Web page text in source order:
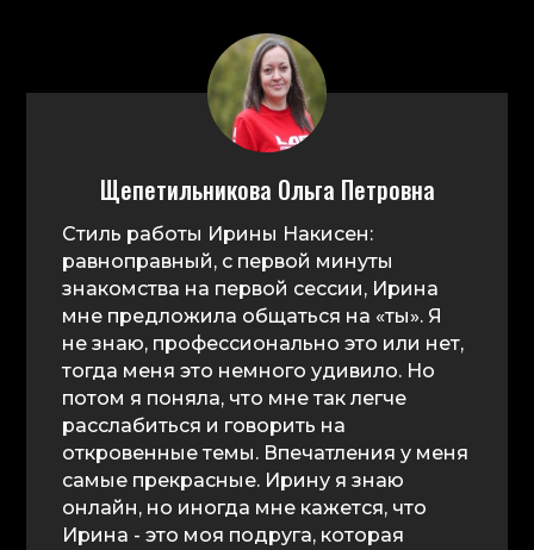
международных и
российских компаниях 16
лет в качестве бизнес-
тренера по
управленческим
навыкам 4 года в
четвертой по счету
стране. Мама близнецов-
подростков
Щепетильникова Ольга Петровна
Стиль работы Ирины Накисен:
равноправный, с первой минуты
знакомства на первой сессии, Ирина
мне предложила общаться на «ты». Я
не знаю, профессионально это или нет,
тогда меня это немного удивило. Но
потом я поняла, что мне так легче
расслабиться и говорить на
откровенные темы. Впечатления у меня
самые прекрасные. Ирину я знаю
онлайн, но иногда мне кажется, что
Ирина - это моя подруга, которая